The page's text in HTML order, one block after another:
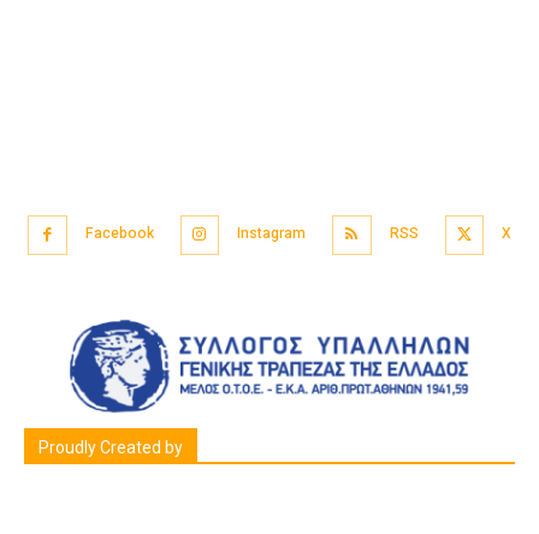
Facebook Instagram RSS X
Proudly Created by